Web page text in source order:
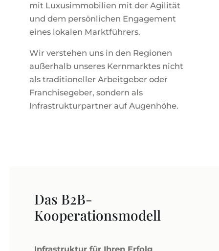
mit Luxusimmobilien mit der Agilität
und dem persönlichen Engagement
eines lokalen Marktführers.
Wir verstehen uns in den Regionen
außerhalb unseres Kernmarktes nicht
als traditioneller Arbeitgeber oder
Franchisegeber, sondern als
Infrastrukturpartner auf Augenhöhe.
Das B2B-
Kooperationsmodell
Infrastruktur für Ihren Erfolg